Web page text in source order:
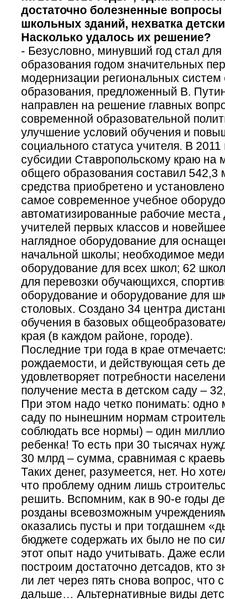
достаточно болезненные вопросы
школьных зданий, нехватка
Насколько удалось их решение?
- Безусловно, минувший год стал для
образования годом значительных
модернизации региональных систем
образования, предложенный В.
направлен на решение главных
современной образовательной
улучшение условий обучения и
социального статуса учителя. В
субсидии Ставропольскому краю на
общего образования составил 542,3
средства приобретено и
самое современное учебное
автоматизированные рабочие места
учителей первых классов и
наглядное оборудование для
начальной школы; необходимое
оборудование для всех школ; 62
для перевозки обучающихся,
оборудование и оборудование для
столовых. Создано 34 центра
обучения в базовых
края (в каждом районе, городе).
Последние три года в крае
рождаемости, и действующая сеть
удовлетворяет потребности
получение места в детском саду –
При этом надо четко понимать: одно
саду по нынешним нормам
соблюдать все нормы) – один
ребенка! То есть при 30 тысячах
30 млрд – сумма, сравнимая с
Таких денег, разумеется, нет. Но
что проблему одним лишь
решить. Вспомним, как в 90-е годы
розданы всевозможным
оказались пусты и при тогдашнем
бюджете содержать их было не по
этот опыт надо учитывать. Даже
построим достаточно детсадов, кто
ли лет через пять снова вопрос, что
дальше… Альтернативные виды